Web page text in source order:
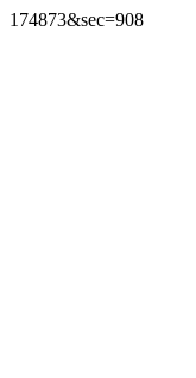
174873&sec=908